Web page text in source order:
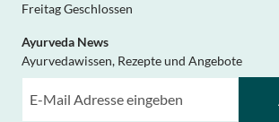
Freitag Geschlossen
Ayurveda News
Ayurvedawissen, Rezepte und Angebote